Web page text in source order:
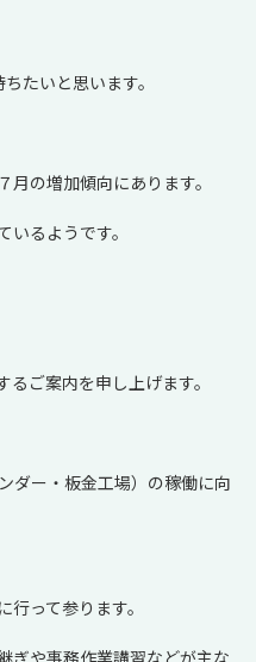
たいと思います。
の増加傾向にあります。
るようです。
ご案内を申し上げます。
ダー・板金工場）の稼働に向
って参ります。
ぎや事務作業講習などが主な